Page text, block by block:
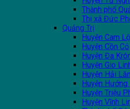
Thành phố
Thị xã Đức
Quảng Trị
Huyện Cam Lộ
Huyện Cồn Cỏ
Huyện Đa
Huyện Gio
Huyện Hải
Huyện Hướng
Huyện Triệu
Huyện Vĩnh